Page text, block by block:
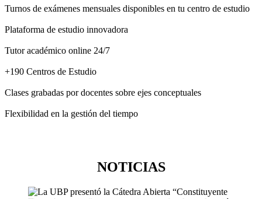
Turnos de exámenes mensuales disponibles en tu centro de estudio
Plataforma de estudio innovadora
Tutor académico online 24/7
+190 Centros de Estudio
Clases grabadas por docentes sobre ejes conceptuales
Flexibilidad en la gestión del tiempo
NOTICIAS